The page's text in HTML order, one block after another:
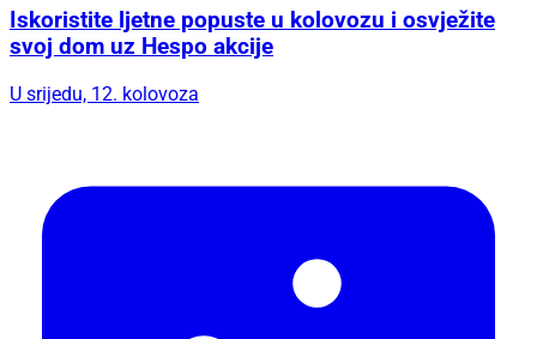
Iskoristite ljetne popuste u kolovozu i osvježite
svoj dom uz Hespo akcije
U srijedu, 12. kolovoza